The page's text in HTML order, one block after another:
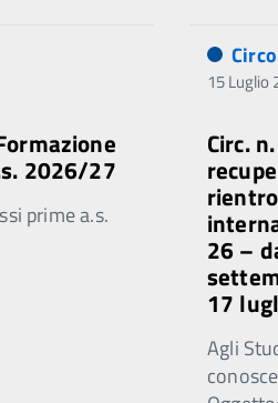
2026/27
prime a.s.
15 Luglio
Circ.
26 –
17
Agli